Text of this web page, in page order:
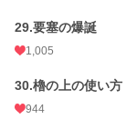
29.要塞の爆誕
1,005
30.櫓の上の使い方
944